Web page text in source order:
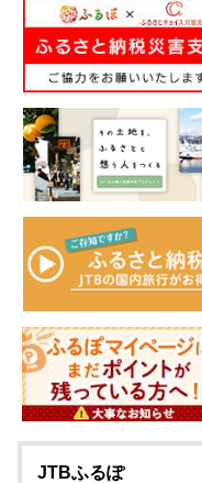
JTBふるぽ